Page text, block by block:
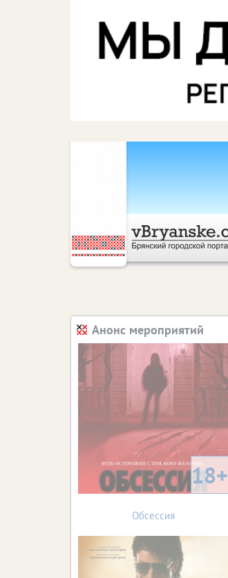
Анонс мероприятий
18+
Обсессия